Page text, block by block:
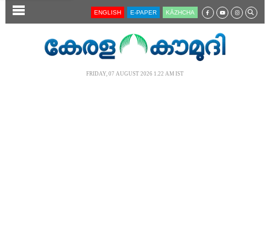
SECTIONS ENGLISH E-PAPER KĀZHCHA
FRIDAY, 07 AUGUST 2026 1.22 AM IST